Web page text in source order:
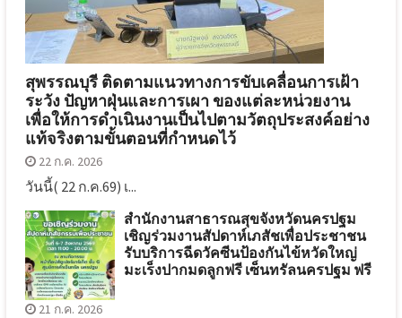
สุพรรณบุรี ติดตามแนวทางการขับเคลื่อนการเฝ้า
ระวัง ปัญหาฝุ่นและการเผา ของแต่ละหน่วยงาน
เพื่อให้การดำเนินงานเป็นไปตามวัตถุประสงค์อย่าง
แท้จริงตามขั้นตอนที่กำหนดไว้
22 ก.ค. 2026
วันนี้( 22 ก.ค.69) เ...
สำนักงานสาธารณสุขจังหวัดนครปฐม
เชิญร่วมงานสัปดาห์เภสัชเพื่อประชาชน
รับบริการฉีดวัคซีนป้องกันไข้หวัดใหญ่
มะเร็งปากมดลูกฟรี เซ็นทรัลนครปฐม ฟรี
21 ก.ค. 2026